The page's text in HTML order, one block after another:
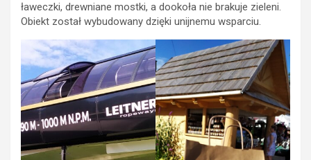
ławeczki, drewniane mostki, a dookoła nie brakuje zieleni.
Obiekt został wybudowany dzięki unijnemu wsparciu.